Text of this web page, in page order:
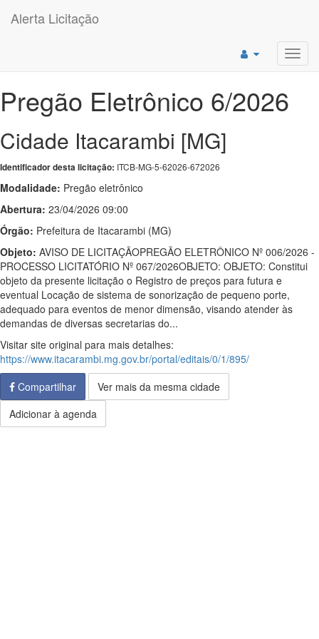
Alerta Licitação
Pregão Eletrônico 6/2026
Cidade Itacarambi [MG]
Identificador desta licitação: ITCB-MG-5-62026-672026
Modalidade: Pregão eletrônico
Abertura: 23/04/2026 09:00
Órgão: Prefeitura de Itacarambi (MG)
Objeto: AVISO DE LICITAÇÃOPREGÃO ELETRÔNICO Nº 006/2026 -
PROCESSO LICITATÓRIO Nº 067/2026OBJETO: OBJETO: Constitui
objeto da presente licitação o Registro de preços para futura e
eventual Locação de sistema de sonorização de pequeno porte,
adequado para eventos de menor dimensão, visando atender às
demandas de diversas secretarias do...
Visitar site original para mais detalhes:
https://www.itacarambi.mg.gov.br/portal/editais/0/1/895/
Compartilhar
Ver mais da mesma cidade
Adicionar à agenda